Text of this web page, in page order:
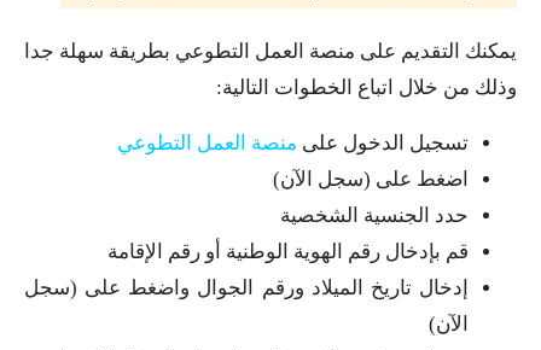
يمكنك التقديم على منصة العمل التطوعي بطريقة سهلة جدا
وذلك من خلال اتباع الخطوات التالية:
تسجيل الدخول على منصة العمل التطوعي
اضغط على (سجل الآن)
حدد الجنسية الشخصية
قم بإدخال رقم الهوية الوطنية أو رقم الإقامة
إدخال تاريخ الميلاد ورقم الجوال واضغط على (سجل
الآن)